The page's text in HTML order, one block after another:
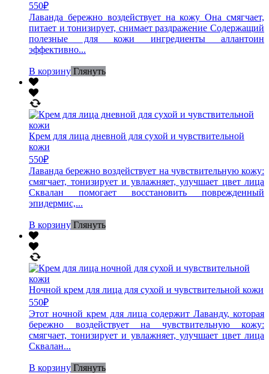
550₽
Лаванда бережно воздействует на кожу Она смягчает,
питает и тонизирует, снимает раздражение Содержащий
полезные для кожи ингредиенты аллантоин
эффективно...
В корзину Глянуть
Крем для лица дневной для сухой и чувствительной
кожи
550₽
Лаванда бережно воздействует на чувствительную кожу:
смягчает, тонизирует и увлажняет, улучшает цвет лица
Сквалан помогает восстановить поврежденный
эпидермис,...
В корзину Глянуть
Ночной крем для лица для сухой и чувствительной кожи
550₽
Этот ночной крем для лица содержит Лаванду, которая
бережно воздействует на чувствительную кожу:
смягчает, тонизирует и увлажняет, улучшает цвет лица
Сквалан...
В корзину Глянуть